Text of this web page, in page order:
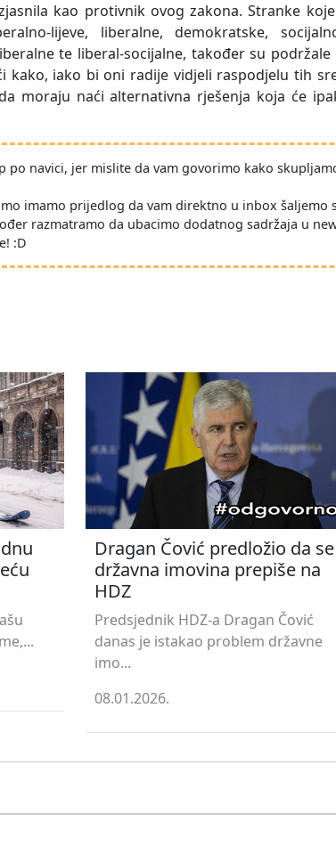
kao protivnik ovog zakona. Stranke
lijeve, liberalne, demokratske,
te liberal-socijalne, također su
kako, iako bi oni radije vidjeli raspodjelu tih
moraju naći alternativna rješenja koja će
po navici, jer mislite da vam govorimo kako
imamo prijedlog da vam direktno u inbox šaljemo
razmatramo da ubacimo dodatnog sadržaja u
:D
Dragan Čović predložio da se
državna imovina prepiše na
HDZ
Predsjednik HDZ-a Dragan Čović
danas je istakao problem državne
imo...
08.01.2026.